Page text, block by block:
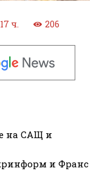
ч. 206
на САЩ и
и Франс